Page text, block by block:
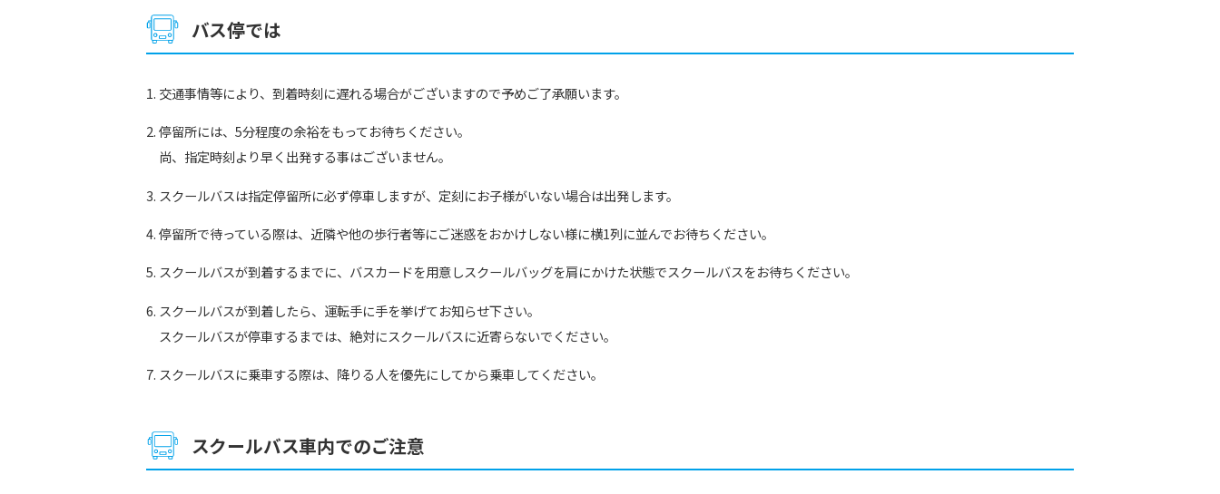
バス停では
交通事情等により、到着時刻に遅れる場合がございますので予めご了承願います。
停留所には、5分程度の余裕をもってお待ちください。
尚、指定時刻より早く出発する事はございません。
スクールバスは指定停留所に必ず停車しますが、定刻にお子様がいない場合は出発します。
停留所で待っている際は、近隣や他の歩行者等にご迷惑をおかけしない様に横1列に並んでお待ちください。
スクールバスが到着するまでに、バスカードを用意しスクールバッグを肩にかけた状態でスクールバスをお待ちください。
スクールバスが到着したら、運転手に手を挙げてお知らせ下さい。
スクールバスが停車するまでは、絶対にスクールバスに近寄らないでください。
スクールバスに乗車する際は、降りる人を優先にしてから乗車してください。
スクールバス車内でのご注意